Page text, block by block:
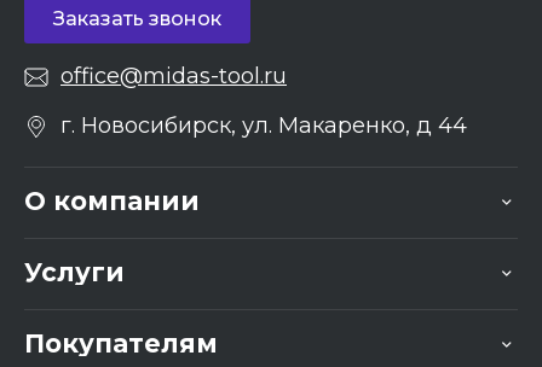
Заказать звонок
office@midas-tool.ru
г. Новосибирск, ул. Макаренко, д 44
О компании
Услуги
Покупателям